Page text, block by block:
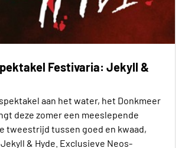
Festivaria: Jekyll &
aan het water, het Donkmeer
deze zomer een meeslepende
tweestrijd tussen goed en kwaad,
& Hyde. Exclusieve Neos-